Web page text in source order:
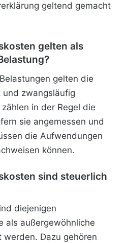
geltend gemacht
gelten als
gelten die
zwangsläufig
in der Regel die
sie angemessen und
die Aufwendungen
können.
sind steuerlich
diejenigen
als außergewöhnliche
werden. Dazu gehören